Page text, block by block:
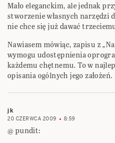
Mało eleganckim, ale jednak
stworzenie własnych narzędzi
nie chce się już dawać
Nawiasem mówiąc, zapisu z
wymogu udostępnienia
każdemu chętnemu. To w
opisania ogólnych jego założeń.
jk
20 CZERWCA 2009 8:59
@ pundit: